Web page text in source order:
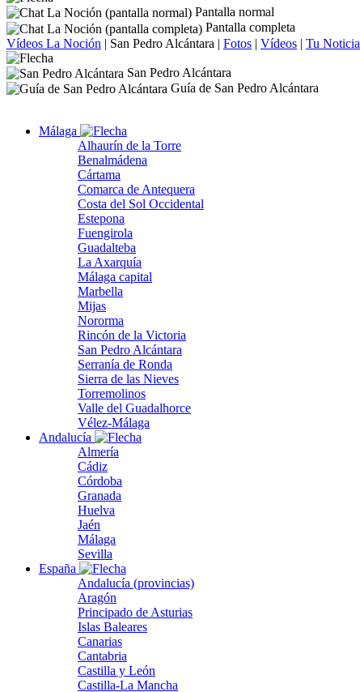
Pantalla normal
Pantalla completa
Vídeos La Noción | San Pedro Alcántara | Fotos | Vídeos | Tu Noticia
San Pedro Alcántara
Guía de San Pedro Alcántara
Málaga
Alhaurín de la Torre
Benalmádena
Cártama
Comarca de Antequera
Costa del Sol Occidental
Estepona
Fuengirola
Guadalteba
La Axarquía
Málaga capital
Marbella
Mijas
Nororma
Rincón de la Victoria
San Pedro Alcántara
Serranía de Ronda
Sierra de las Nieves
Torremolinos
Valle del Guadalhorce
Vélez-Málaga
Andalucía
Almería
Cádiz
Córdoba
Granada
Huelva
Jaén
Málaga
Sevilla
España
Andalucía (provincias)
Aragón
Principado de Asturias
Islas Baleares
Canarias
Cantabria
Castilla y León
Castilla-La Mancha